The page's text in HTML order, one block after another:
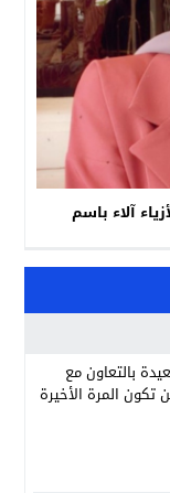
آلاء باسم
بالتعاون مع
تكون المرة الأخيرة